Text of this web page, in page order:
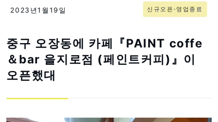
2023년1월19일 신규오픈⋅영업종료
중구 오장동에 카페『PAINT coffe
＆bar 을지로점 (페인트커피)』이
오픈했대